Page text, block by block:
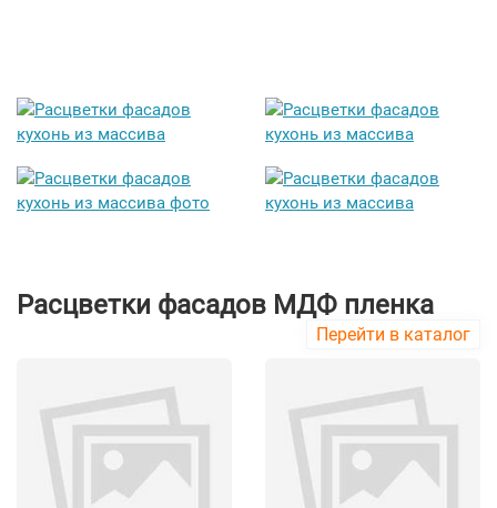
Расцветки фасадов МДФ пленка
Перейти в каталог